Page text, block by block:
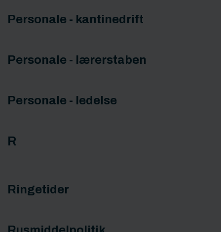
Personale - kantinedrift
Personale - lærerstaben
Personale - ledelse
R
Ringetider